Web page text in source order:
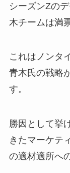
シーズンZの
木チームは満
これはノンタ
青木氏の戦略
す。
勝因として挙
きたマーケテ
の適材適所へ